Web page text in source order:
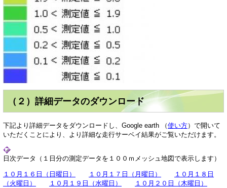
（２）詳細データのダウンロード
下記より詳細データをダウンロードし、Google earth （使い方）で開いて
いただくことにより、より詳細な走行サーベイ結果がご覧いただけます。
日次データ（１日分の測定データを１００ｍメッシュ地図で表示します）
１０月１６日（日曜日） １０月１７日（月曜日）
１０月１８日
（火曜日）
１０月１９日（水曜日）
１０月２０日（木曜日）